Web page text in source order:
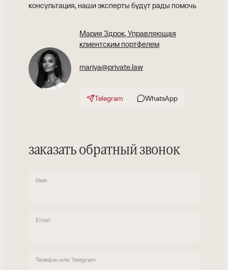
консультация, наши эксперты будут рады помочь
Мария Здрок, Управляющая
клиентским портфелем
mariya@private.law
Telegram WhatsApp
заказать обратный звонок
Имя
Email
Телефон или Telegram